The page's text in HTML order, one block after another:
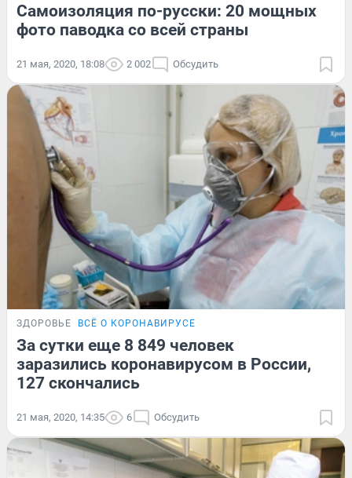
Самоизоляция по-русски: 20 мощных
фото паводка со всей страны
21 мая, 2020, 18:08 2 002 Обсудить
ЗДОРОВЬЕ ВСЁ О КОРОНАВИРУСЕ
За сутки еще 8 849 человек
заразились коронавирусом в России,
127 скончались
21 мая, 2020, 14:35 6 Обсудить